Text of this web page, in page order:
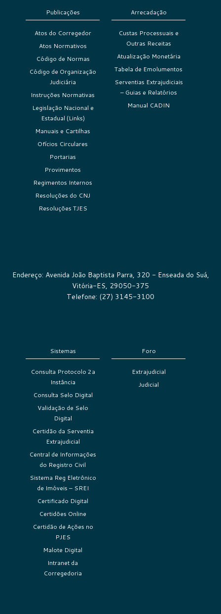
Publicações
Atos do Corregedor
Atos Normativos
Código de Normas
Código de Organização
Judiciária
Instruções Normativas
Legislação Nacional e
Estadual (Links)
Manuais e Cartilhas
Ofícios Circulares
Portarias
Provimentos
Regimentos Internos
Resoluções do CNJ
Resoluções TJES
Arrecadação
Custas Processuais e
Outras Receitas
Atualização Monetária
Tabela de Emolumentos
Serventias Extrajudiciais
– Guias e Relatórios
Manual CADIN
Endereço: Avenida João Baptista Parra, 320 - Enseada do Suá,
Vitória-ES, 29050-375
Telefone: (27) 3145-3100
Sistemas
Consulta Protocolo 2a
Instância
Consulta Selo Digital
Validação de Selo
Digital
Certidão da Serventia
Extrajudicial
Central de Informações
do Registro Civil
Sistema Reg Eletrônico
de Imóveis – SREI
Certificado Digital
Certidões Online
Certidão de Ações no
PJES
Malote Digital
Intranet da
Corregedoria
Foro
Extrajudicial
Judicial